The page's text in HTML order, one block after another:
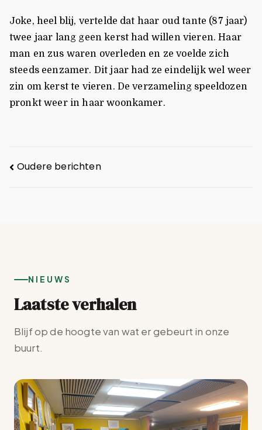
Joke, heel blij, vertelde dat haar oud tante (87 jaar)
twee jaar lang geen kerst had willen vieren. Haar
man en zus waren overleden en ze voelde zich
steeds eenzamer. Dit jaar had ze eindelijk wel weer
zin om kerst te vieren. De verzameling speeldozen
pronkt weer in haar woonkamer.
Oudere berichten
NIEUWS
Laatste verhalen
Blijf op de hoogte van wat er gebeurt in onze
buurt.